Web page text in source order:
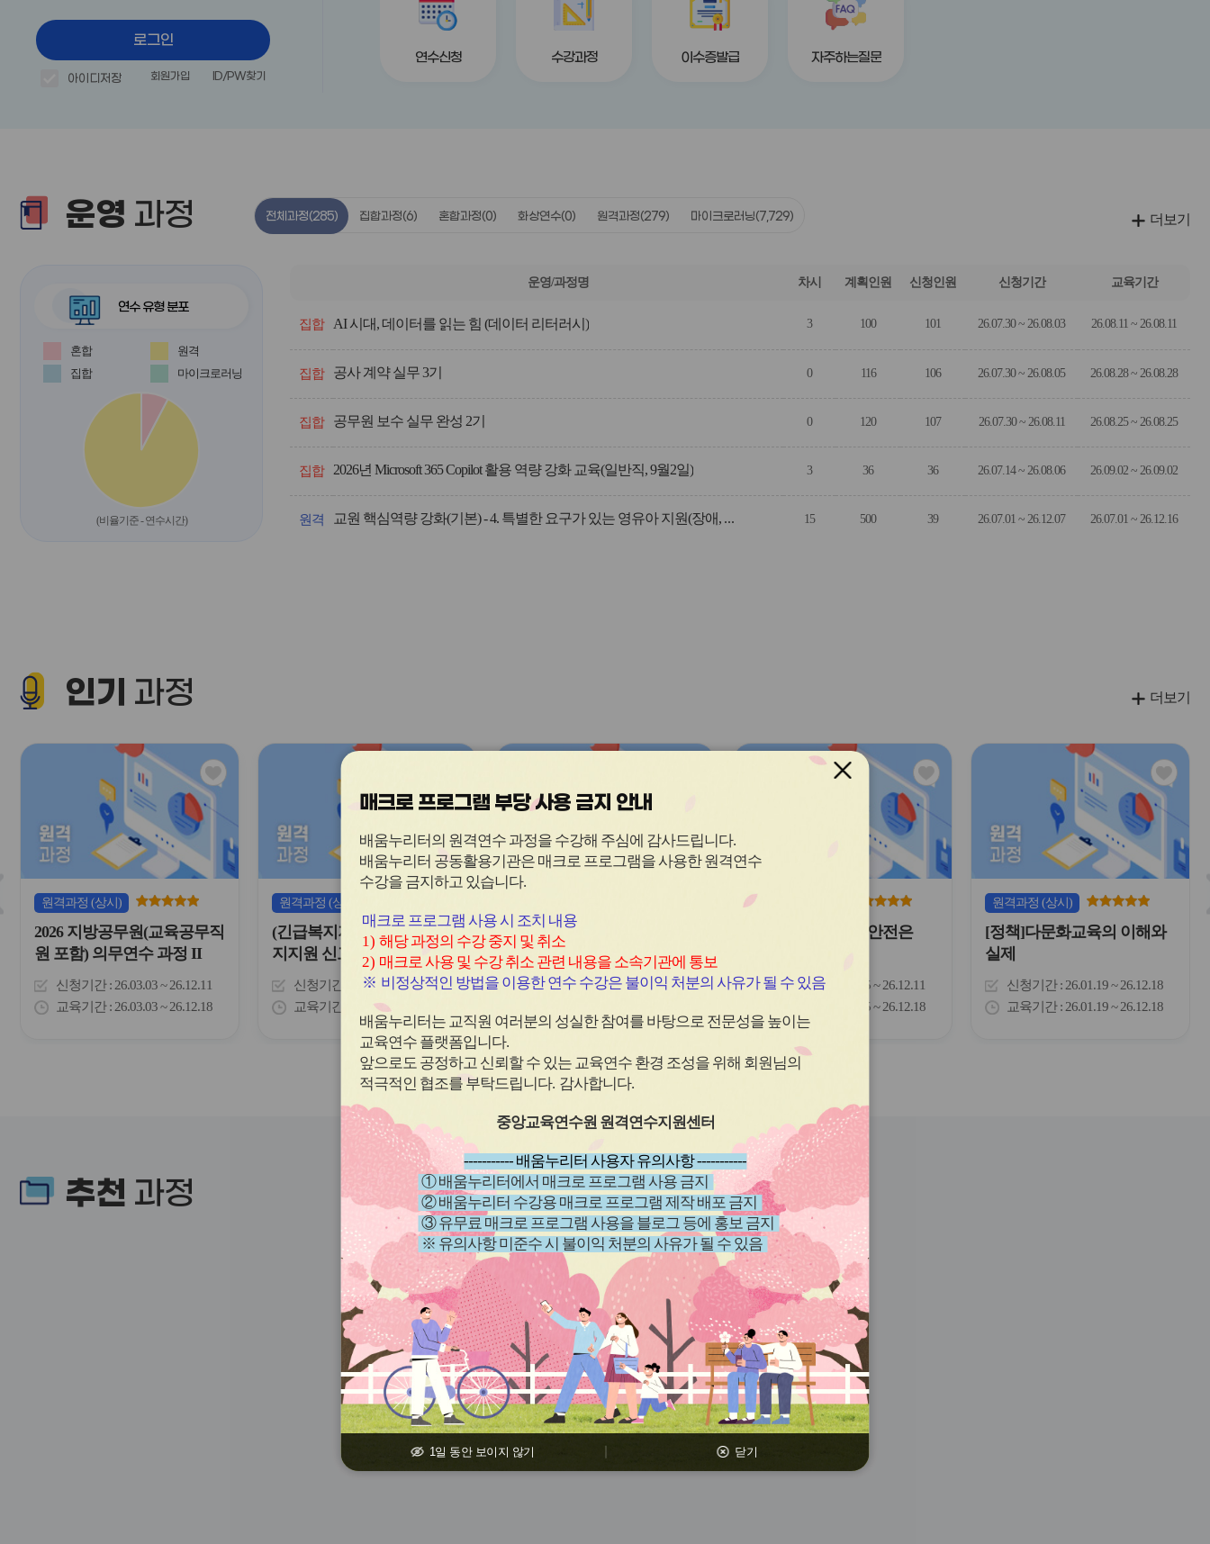
로그인
아이디저장 회원가입 ID/PW찾기
연수신청 수강과정 이수증발급 자주하는질문
운영 과정
연수 유형 분포
혼합
원격
집합
마이크로러닝
(비율기준 - 연수시간)
전체과정(285) 집합과정(6) 혼합과정(0) 화상연수(0) 원격과정(279) 마이크로러닝(7,729)
체
의
과
차
획
간
는
표
입
니
다.
운영/과정명 차시 계획인원 신청인원 신청기간 교육기간
집합 AI 시대, 데이터를 읽는 힘 (데이터 리터러시) 3 100 101 26.07.30 ~ 26.08.03 26.08.11 ~ 26.08.11
집합 공사 계약 실무 3기 0 116 106 26.07.30 ~ 26.08.05 26.08.28 ~ 26.08.28
집합 공무원 보수 실무 완성 2기 0 120 107 26.07.30 ~ 26.08.11 26.08.25 ~ 26.08.25
집합 2026년 Microsoft 365 Copilot 활용 역량 강화 교육(일반직, 9월2일) 3 36 36 26.07.14 ~ 26.08.06 26.09.02 ~ 26.09.02
원격 교원 핵심역량 강화(기본) - 4. 특별한 요구가 있는 영유아 지원(장애, 이주배경) 15 500 39 26.07.01 ~ 26.12.07 26.07.01 ~ 26.12.16
더보기
인기 과정
관
심
아
이
원격과정 (상시)
2026 지방공무원(교육공무직
원 포함) 의무연수 과정 II
신청기간 26.03.03 ~ 26.12.11
교육기간 26.03.03 ~ 26.12.18
아
콘
원격과정 (상시)
(긴급복지지원 신고)긴급복
지지원 신고의무 교육
신청기간
26.02.01 ~ 26.12.11
교육기간
26.02.01 ~ 26.12.18
콘
(학교안전) 마약류 중독 및
오남용 예방
신청기간 26.03.13 ~ 26.12.11
관
심
아
이
원격
(안전)사고는 NO! 안전은
신청기간
26.01.05 ~ 26.12.11
26.01.05 ~ 26.12.18
관
심
아
이
원격과정 (상시)
[정책]다문화교육의 이해와
실제
신청기간 26.01.19 ~ 26.12.18
교육기간 26.01.19 ~ 26.12.18
더보기
추천 과정
과정이 존재하지 않습니다.
매크로 프로그램 부당 사용 금지 안내
배움누리터의 원격연수 과정을 수강해 주심에 감사드립니다.
배움누리터 공동활용기관은 매크로 프로그램을 사용한원격연수
수강을 금지하고 있습니다.
매크로 프로그램 사용 시 조치 내용
1) 해당 과정의 수강 중지 및 취소
2) 매크로 사용 및 수강 취소 관련 내용을 소속기관에 통보
※ 비정상적인 방법을 이용한 연수 수강은 불이익 처분의 사유가 될 수 있음
배움누리터는 교직원 여러분의 성실한 참여를 바탕으로 전문성을 높이는
교육연수 플랫폼입니다.
앞으로도 공정하고 신뢰할 수 있는 교육연수 환경 조성을 위해 회원님의
적극적인 협조를 부탁드립니다. 감사합니다.
중앙교육연수원 원격연수지원센터
----------- 배움누리터 사용자 유의사항 -----------
① 배움누리터에서 매크로 프로그램 사용 금지
② 배움누리터 수강용 매크로 프로그램 제작 배포 금지
③ 유무료 매크로 프로그램 사용을 블로그 등에 홍보 금지
※ 유의사항 미준수 시 불이익 처분의 사유가 될 수 있음
1일 동안 보이지 않기 닫기